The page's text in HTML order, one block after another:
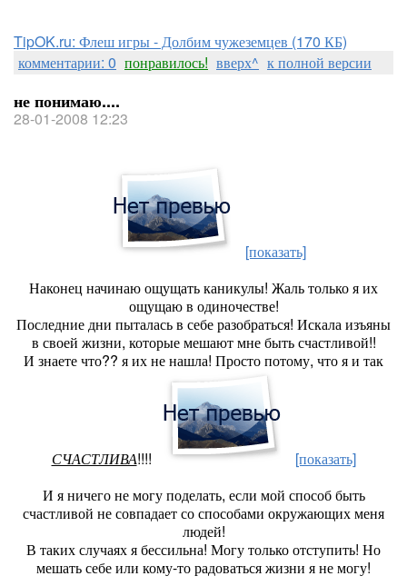
TipOK.ru: Флеш игры - Долбим чужеземцев (170 КБ)
комментарии: 0 понравилось! вверх^ к полной версии
не понимаю....
28-01-2008 12:23
[показать]
Наконец начинаю ощущать каникулы! Жаль только я их
ощущаю в одиночестве!
Последние дни пыталась в себе разобраться! Искала изъяны
в своей жизни, которые мешают мне быть счастливой!!
И знаете что?? я их не нашла! Просто потому, что я и так
СЧАСТЛИВА!!!!
[показать]
И я ничего не могу поделать, если мой способ быть
счастливой не совпадает со способами окружающих меня
людей!
В таких случаях я бессильна! Могу только отступить! Но
мешать себе или кому-то радоваться жизни я не могу!